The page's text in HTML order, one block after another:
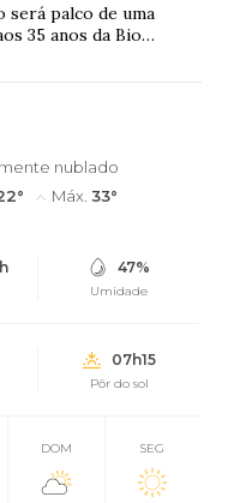
será palco de uma
35 anos da Bio
nublado
Máx. 33°
47%
Umidade
07h15
Pôr do sol
DOM SEG